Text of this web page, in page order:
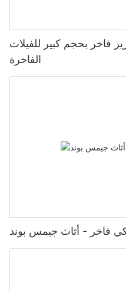
فاخر بحجم كبير للفيلات
الفاخرة
فاخر - أثاث جيمس بوند